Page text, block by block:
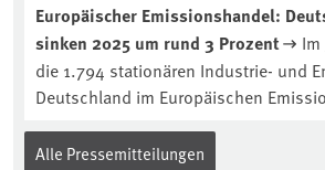
Europäischer Emissionshandel:
sinken 2025 um rund 3 Prozent
die 1.794 stationären Industrie- und
Deutschland im Europäischen
Alle Pressemitteilungen